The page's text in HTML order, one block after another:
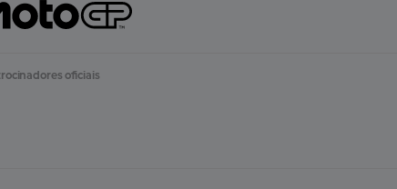
oficiais